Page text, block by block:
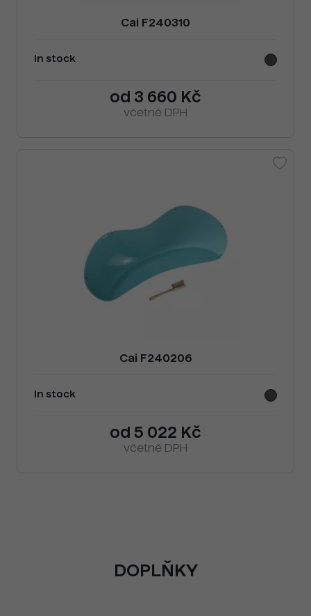
Cai F240310
In stock
od 3 660 Kč
včetně DPH
Cai F240206
In stock
od 5 022 Kč
včetně DPH
DOPLŇKY